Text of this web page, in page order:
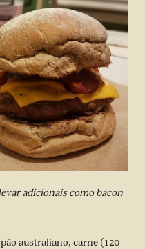
adicionais como bacon
australiano, carne (120